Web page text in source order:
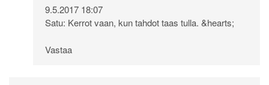
9.5.2017 18:07
Satu: Kerrot vaan, kun tahdot taas tulla. &hearts;
Vastaa